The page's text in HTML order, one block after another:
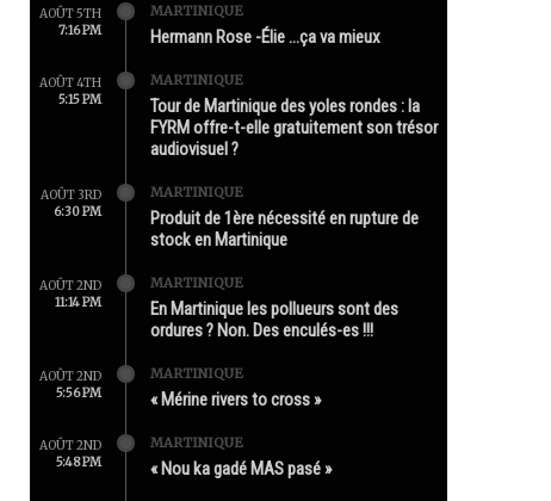
AOÛT 5TH
7:16 PM
MARTINIQUE
Hermann Rose -Élie …ça va mieux
AOÛT 4TH
5:15 PM
MARTINIQUE
Tour de Martinique des yoles rondes : la
FYRM offre-t-elle gratuitement son trésor
audiovisuel ?
AOÛT 3RD
6:30 PM
MARTINIQUE
Produit de 1ère nécessité en rupture de
stock en Martinique
AOÛT 2ND
11:14 PM
MARTINIQUE
En Martinique les pollueurs sont des
ordures ? Non. Des enculés-es !!!
AOÛT 2ND
5:56 PM
MARTINIQUE
« Mérine rivers to cross »
AOÛT 2ND
5:48 PM
MARTINIQUE
« Nou ka gadé MAS pasé »